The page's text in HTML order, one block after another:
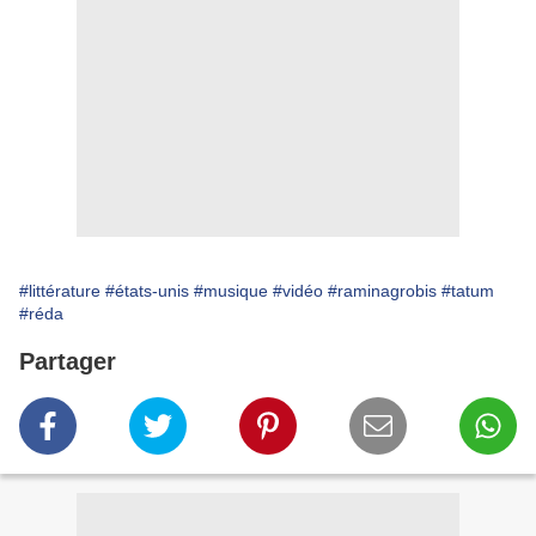
#littérature #états-unis #musique #vidéo #raminagrobis #tatum
#réda
Partager